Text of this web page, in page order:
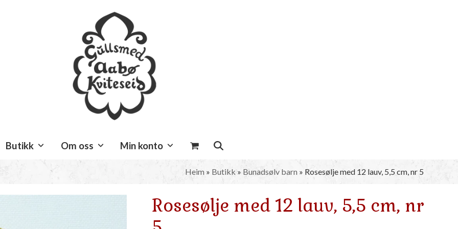
Butikk Om oss Min konto
Heim» Butikk» Bunadsølv barn » Rosesølje med 12 lauv, 5,5 cm, nr 5
Rosesølje med 12 lauv, 5,5 cm, nr